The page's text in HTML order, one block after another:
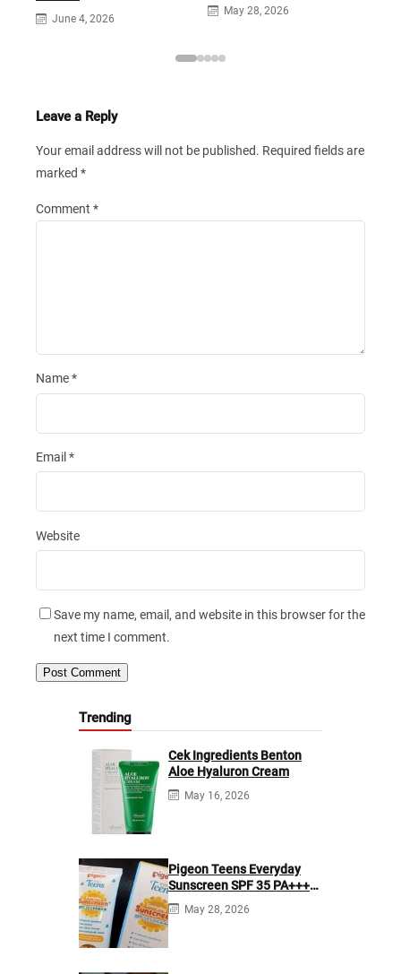
June 4, 2026
May 28, 2026
Leave a Reply
Your email address will not be published. Required fields are
marked *
Comment *
Name*
Email *
Website
Save my name, email, and website in this browser for the
next time I comment.
Trending
Cek Ingredients Benton
Aloe Hyaluron Cream
May 16, 2026
Pigeon Teens Everyday
Sunscreen SPF 35 PA+++
Ingredients
May 28, 2026